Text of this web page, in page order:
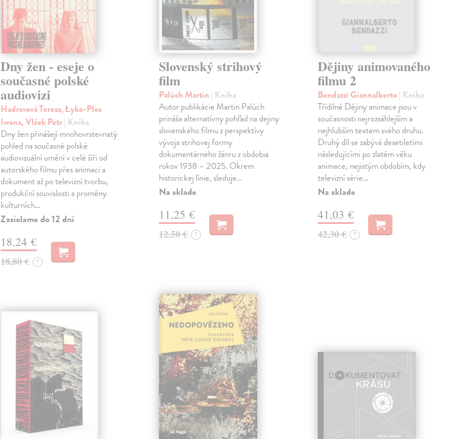
Dny žen - eseje o
současné polské
audiovizi
Hadravová Tereza, Łyko-Plos
Iwona, Vlček Petr| Kniha
Dny žen přinášejí mnohovrstevnatý
pohled na současné polské
audiovizuální umění v celé šíři od
autorského filmu přes animaci a
dokument až po televizní tvorbu,
produkční souvislosti a proměny
kulturních…
Zasielame do 12 dní
18,24 €
18,80 € ?
Slovenský strihový
film
Palúch Martin | Kniha
Autor publikácie Martin Palúch
prináša alternatívny pohľad na dejiny
slovenského filmu z perspektívy
vývoja strihovej formy
dokumentárneho žánru z obdobia
rokov 1938 – 2025. Okrem
historickej línie, sleduje…
Na sklade
11,25 €
12,50 € ?
Dějiny animovaného
filmu 2
Bendazzi Giannalberto| Kniha
Třídílné Dějiny animace jsou v
současnosti nejrozsáhlejším a
nejhlubším textem svého druhu.
Druhý díl se zabývá desetiletími
následujícími po zlatém věku
animace, nejistým obdobím, kdy
televizní série…
Na sklade
41,03 €
42,30 € ?